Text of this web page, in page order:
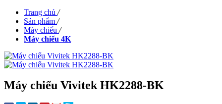
Trang chủ /
Sản phẩm /
Máy chiếu /
Máy chiếu 4K
Máy chiếu Vivitek HK2288-BK